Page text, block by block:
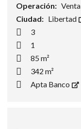
Operación: Venta
Ciudad: Libertad
3
1
85 m²
342 m²
Apta Banco